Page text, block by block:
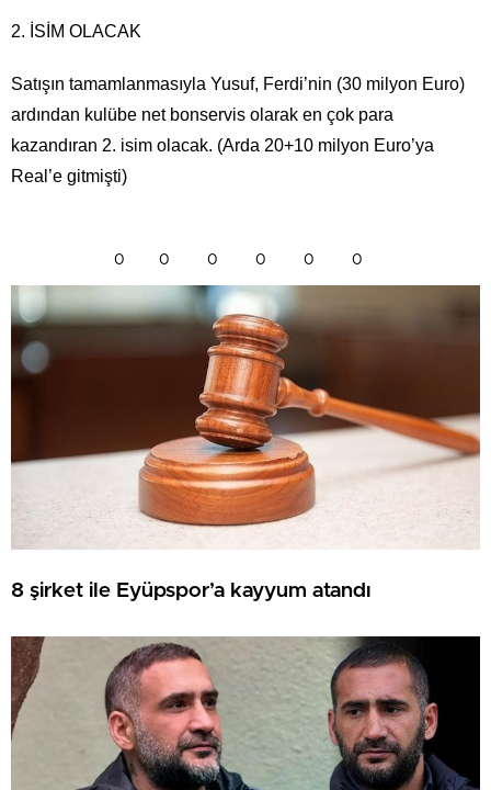
2. İSİM OLACAK
Satışın tamamlanmasıyla Yusuf, Ferdi’nin (30 milyon Euro)
ardından kulübe net bonservis olarak en çok para
kazandıran 2. isim olacak. (Arda 20+10 milyon Euro’ya
Real’e gitmişti)
0 0 0 0 0 0
8 şirket ile Eyüpspor’a kayyum atandı